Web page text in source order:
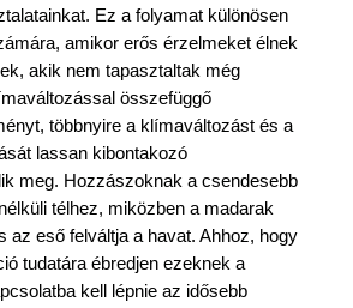
Ez a folyamat különösen
amikor erős érzelmeket élnek
akik nem tapasztaltak még
összefüggő
többnyire a klímaváltozást és a
lassan kibontakozó
meg. Hozzászoknak a csendesebb
télhez, miközben a madarak
az eső felváltja a havat. Ahhoz, hogy
tudatára ébredjen ezeknek a
kell lépnie az idősebb